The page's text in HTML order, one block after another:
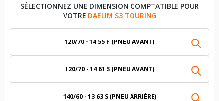
SÉLECTIONNEZ UNE DIMENSION COMPTATIBLE POUR
VOTRE DAELIM S3 TOURING
120/70 - 14 55 P (PNEU AVANT)
120/70 - 14 61 S (PNEU AVANT)
140/60 - 13 63 S (PNEU ARRIÈRE)